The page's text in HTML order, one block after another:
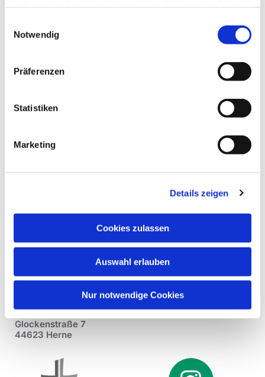
Notwendig
Präferenzen
Statistiken
Marketing
Details zeigen
Cookies zulassen
Auswahl erlauben
Nur notwendige Cookies
Pfarrei St. Dionysius Herne
Glockenstraße 7
44623 Herne